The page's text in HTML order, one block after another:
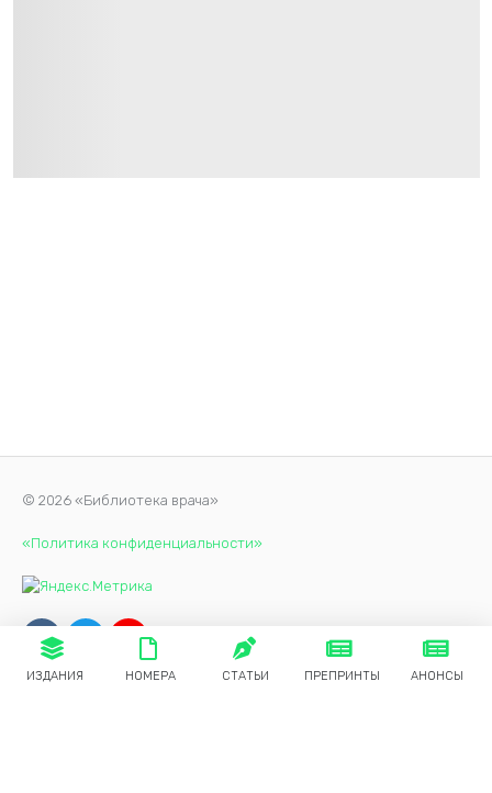
© 2026 «Библиотека врача»
«Политика конфиденциальности»
ИЗДАНИЯ НОМЕРА СТАТЬИ ПРЕПРИНТЫ АНОНСЫ